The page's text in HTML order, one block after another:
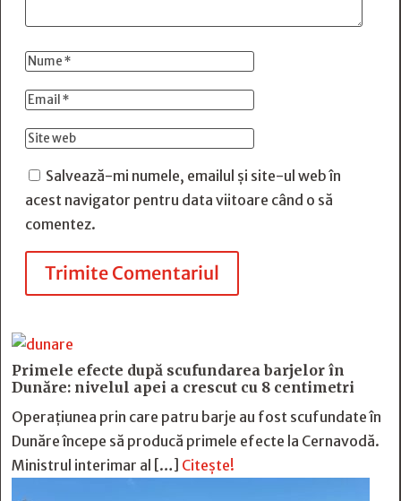
Salvează-mi numele, emailul și site-ul web în
acest navigator pentru data viitoare când o să
comentez.
Trimite Comentariul
Primele efecte după scufundarea barjelor în
Dunăre: nivelul apei a crescut cu 8 centimetri
Operațiunea prin care patru barje au fost scufundate în
Dunăre începe să producă primele efecte la Cernavodă.
Ministrul interimar al […] Citește!